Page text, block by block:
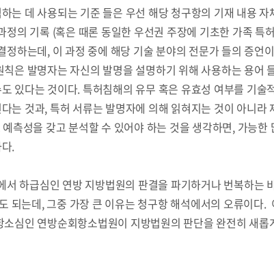
는 데 사용되는 기준 들은 우선 해당 청구항의 기재 내용
정의 기록 (혹은 때론 동일한 우선권 주장에 기초한 가족 특
정하는데, 이 과정 중에 해당 기술 분야의 전문가 들의 증언
은 발명자는 자신의 발명을 설명하기 위해 사용하는 용어
있다는 것이다. 특허침해의 유무 혹은 유효성 여부를 기술
는 것과, 특허 서류는 발명자에 의해 읽혀지는 것이 아니라
측성을 갖고 분석할 수 있어야 하는 것을 생각하면, 가능한
.
서 하급심인 연방 지방법원의 판결을 파기하거나 번복하는
되는데, 그중 가장 큰 이유는 청구항 해석에서의 오류이다.
소심인 연방순회항소법원이 지방법원의 판단을 완전히 새